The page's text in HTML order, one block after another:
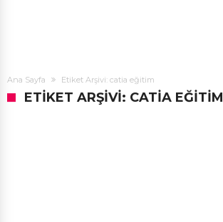
Ana Sayfa Etiket Arşivi: catia eğitim
ETIKET ARŞIVI: CATIA EĞITIM